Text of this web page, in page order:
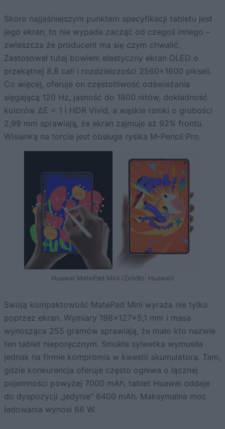
Skoro najjaśniejszym punktem specyfikacji tabletu jest
jego ekran, to nie wypada zacząć od czegoś innego –
zwłaszcza że producent ma się czym chwalić.
Zastosował tutaj bowiem elastyczny ekran OLED o
przekątnej 8,8 cali i rozdzielczości 2560×1600 pikseli.
Co więcej, oferuje on częstotliwość odświeżania
sięgającą 120 Hz, jasność do 1800 nitów, dokładność
kolorów ΔE < 1 i HDR Vivid, a wąskie ramki o grubości
2,99 mm sprawiają, że ekran zajmuje aż 92% frontu.
Wisienką na torcie jest obsługa rysika M-Pencil Pro.
Huawei MatePad Mini (Źródło: Huawei)
Swoją kompaktowość MatePad Mini wyraża nie tylko
poprzez ekran. Wymiary 198x127x5,1 mm i masa
wynosząca 255 gramów sprawiają, że mało kto nazwie
ten tablet nieporęcznym. Smukła sylwetka wymusiła
jednak na firmie kompromis w kwestii akumulatora. Tam,
gdzie konkurencja oferuje często ogniwa o łącznej
pojemności powyżej 7000 mAh, tablet Huawei oddaje
do dyspozycji „jedynie” 6400 mAh. Maksymalna moc
ładowania wynosi 66 W.